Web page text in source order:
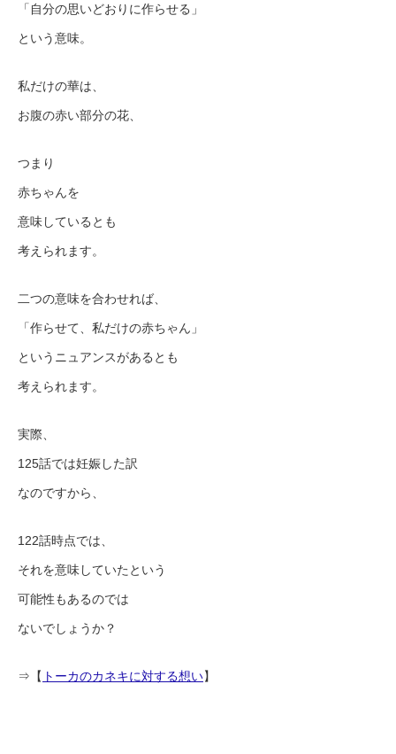
「自分の思いどおりに作らせる」
という意味。
私だけの華は、
お腹の赤い部分の花、
つまり
赤ちゃんを
意味しているとも
考えられます。
二つの意味を合わせれば、
「作らせて、私だけの赤ちゃん」
というニュアンスがあるとも
考えられます。
実際、
125話では妊娠した訳
なのですから、
122話時点では、
それを意味していたという
可能性もあるのでは
ないでしょうか？
⇒【 トーカのカネキに対する想い】